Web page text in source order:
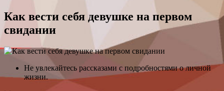
Как вести себя девушке на первом
свидании
Не увлекайтесь рассказами с подробностями о личной
жизни.